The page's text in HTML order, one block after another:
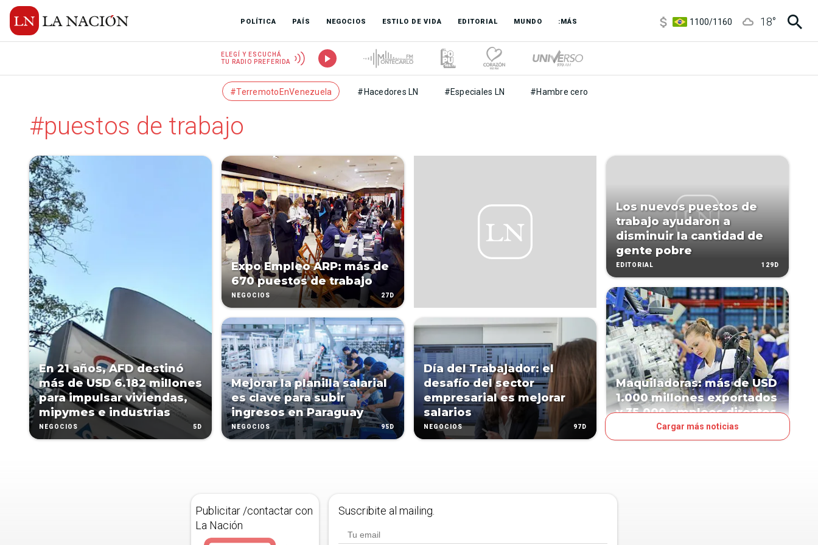
POLÍTICA PAÍS NEGOCIOS ESTILO DE VIDA EDITORIAL MUNDO :MÁS
1100/1160
18°
ELEGÍ Y ESCUCHÁ
TU RADIO PREFERIDA
#TerremotoEnVenezuela #Hacedores LN #Especiales LN #Hambre cero
#puestos de trabajo
En 21 años, AFD destinó
más de USD 6.182 millones
para impulsar viviendas,
mipymes e industrias
NEGOCIOS 5D
Expo Empleo ARP: más de
670 puestos de trabajo
NEGOCIOS 27D
Mejorar la planilla salarial
es clave para subir
ingresos en Paraguay
NEGOCIOS 95D
Día del Trabajador: el
desafío del sector
empresarial es mejorar
salarios
NEGOCIOS 97D
Los nuevos puestos de
trabajo ayudaron a
disminuir la cantidad de
gente pobre
EDITORIAL 129D
Maquiladoras: más de USD
1.000 millones exportados
y 35.000 empleos directos
Cargar más noticias
Publicitar /contactar con
La Nación
Suscribite al mailing.